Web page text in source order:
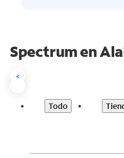
Spectrum en
<
Todo